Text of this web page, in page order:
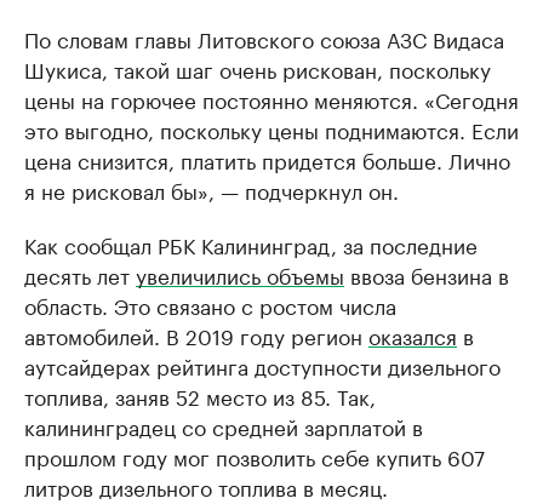
По словам главы Литовского союза АЗС Видаса
Шукиса, такой шаг очень рискован, поскольку
цены на горючее постоянно меняются. «Сегодня
это выгодно, поскольку цены поднимаются. Если
цена снизится, платить придется больше. Лично
я не рисковал бы», — подчеркнул он.
Как сообщал РБК Калининград, за последние
десять летувеличились объемы ввоза бензина в
область. Это связано с ростом числа
автомобилей. В 2019 году регион оказался в
аутсайдерах рейтинга доступности дизельного
топлива, заняв 52 место из 85. Так,
калининградец со средней зарплатой в
прошлом году мог позволить себе купить 607
литров дизельного топлива в месяц.